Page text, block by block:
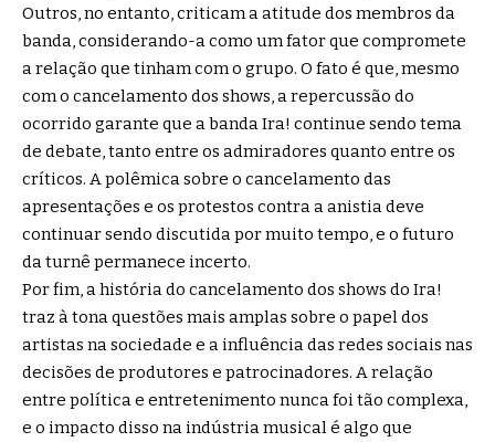
Outros, no entanto, criticam a atitude dos membros da
banda, considerando-a como um fator que compromete
a relação que tinham com o grupo. O fato é que, mesmo
com o cancelamento dos shows, a repercussão do
ocorrido garante que a banda Ira! continue sendo tema
de debate, tanto entre os admiradores quanto entre os
críticos. A polêmica sobre o cancelamento das
apresentações e os protestos contra a anistia deve
continuar sendo discutida por muito tempo, e o futuro
da turnê permanece incerto.
Por fim, a história do cancelamento dos shows do Ira!
traz à tona questões mais amplas sobre o papel dos
artistas na sociedade e a influência das redes sociais nas
decisões de produtores e patrocinadores. A relação
entre política e entretenimento nunca foi tão complexa,
e o impacto disso na indústria musical é algo que